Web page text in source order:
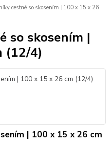
cestné so skosením | 100 x 15 x 26
so skosením |
(12/4)
| 100 x 15 x 26 cm